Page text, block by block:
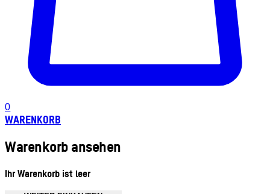
0
WARENKORB
Warenkorb ansehen
Ihr Warenkorb ist leer